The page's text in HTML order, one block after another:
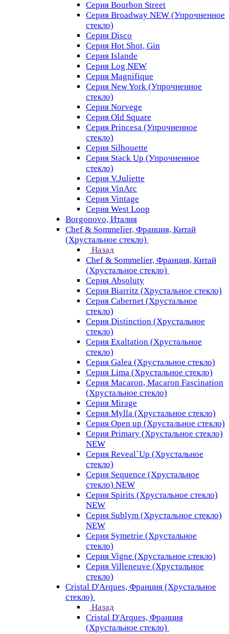
Серия Bourbon Street
Серия Broadway NEW (Упрочненное
стекло)
Серия Disco
Серия Hot Shot, Gin
Серия Islande
Серия Log NEW
Серия Magnifique
Серия New York (Упрочненное
стекло)
Серия Norvege
Серия Old Square
Серия Princesa (Упрочненное
стекло)
Серия Silhouette
Серия Stack Up (Упрочненное
стекло)
Серия V.Juliette
Серия VinArc
Серия Vintage
Серия West Loop
Borgonovo, Италия
Chef & Sommelier, Франция, Китай
(Хрустальное стекло)
Назад
Chef & Sommelier, Франция, Китай
(Хрустальное стекло)
Серия Absoluty
Серия Biarritz (Хрустальное стекло)
Серия Cabernet (Хрустальное
стекло)
Серия Distinction (Хрустальное
стекло)
Серия Exaltation (Хрустальное
стекло)
Серия Galea (Хрустальное стекло)
Серия Lima (Хрустальное стекло)
Серия Macaron, Macaron Fascination
(Хрустальное стекло)
Серия Mirage
Серия Mylla (Хрустальное стекло)
Серия Open up (Хрустальное стекло)
Серия Primary (Хрустальное стекло)
NEW
Серия Reveal`Up (Хрустальное
стекло)
Серия Sequence (Хрустальное
стекло) NEW
Серия Spirits (Хрустальное стекло)
NEW
Серия Sublym (Хрустальное стекло)
NEW
Серия Symetrie (Хрустальное
стекло)
Серия Vigne (Хрустальное стекло)
Серия Villeneuve (Хрустальное
стекло)
Cristal D'Arques, Франция (Хрустальное
стекло)
Назад
Cristal D'Arques, Франция
(Хрустальное стекло)